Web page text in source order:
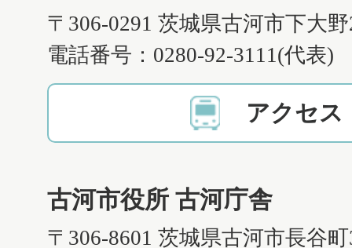
〒306-0291 茨城県古河市下大
電話番号：0280-92-3111(代表)
アクセス
古河市役所 古河庁舎
〒306-8601 茨城県古河市長谷